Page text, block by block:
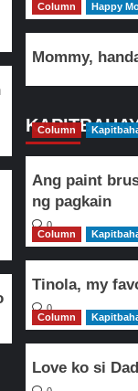
Column Happy
Mommy,
Column
Ang paint
ng pagkain
0
Column
Tinola, my
0
Column
Love ko si